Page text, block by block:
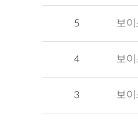
5 보
4 보
3 보